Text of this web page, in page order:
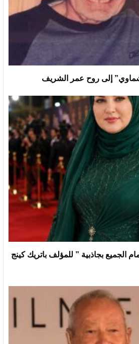
إلى روح عمر الشريف
الجميع بجاذبية ” للمؤلف باتريك كينج